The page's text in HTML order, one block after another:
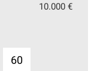
10.000 €
60